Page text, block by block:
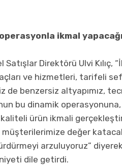
ikmal
Direktörü Ulvi Kılıç,
ve hizmetleri, tarifeli
de benzersiz altyapımız,
bu dinamik
ürün ikmali
değer
arzuluyoruz”
dile getirdi.